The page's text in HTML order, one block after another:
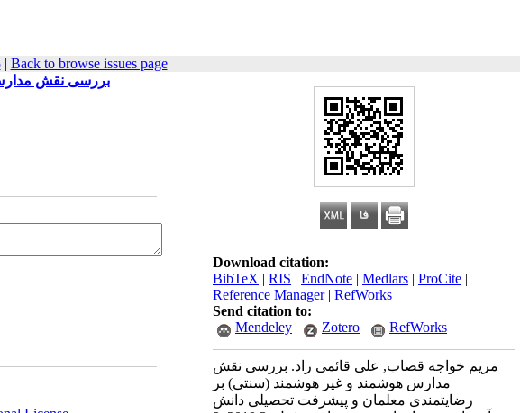
| Back to browse issues page
Download citation:
BibTeX | RIS | EndNote | Medlars | ProCite |
Reference Manager| RefWorks
Send citation to:
Mendeley
Zotero RefWorks
مریم خواجه قصاب, علی قائمی راد. بررسی نقش
مدارس هوشمند و غیر هوشمند (سنتی) بر
رضایتمندی معلمان و پیشرفت تحصیلی دانش
بررسی نقش مدارس